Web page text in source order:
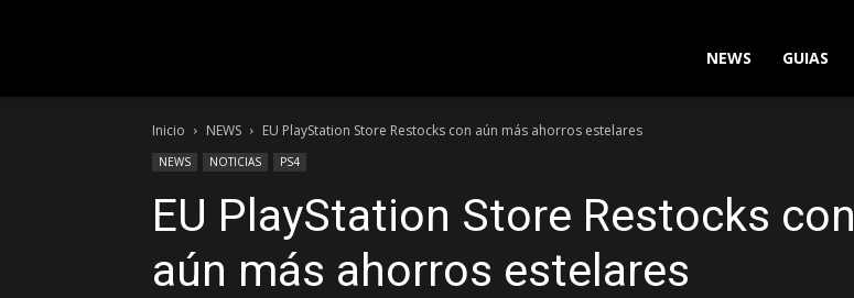
GAME
NEWS GUIAS
Inicio NEWS EU PlayStation Store Restocks con aún más ahorros estelares
NEWS NOTICIAS PS4
EU PlayStation Store Restocks con
aún más ahorros estelares